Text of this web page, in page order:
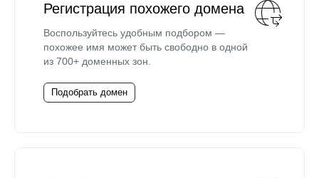
Регистрация похожего домена
Воспользуйтесь удобным подбором —
похожее имя может быть свободно в одной
из 700+ доменных зон.
Подобрать домен